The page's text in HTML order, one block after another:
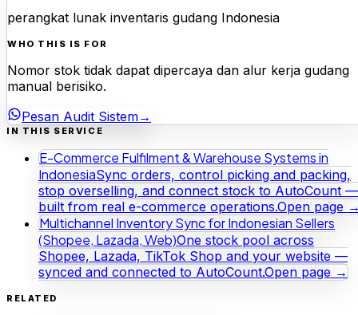
perangkat lunak inventaris gudang Indonesia
WHO THIS IS FOR
Nomor stok tidak dapat dipercaya dan alur kerja gudang
manual berisiko.
Pesan Audit Sistem→
IN THIS SERVICE
E-Commerce Fulfilment & Warehouse Systems in
IndonesiaSync orders, control picking and packing,
stop overselling, and connect stock to AutoCount —
built from real e-commerce operations.Open page
Multichannel Inventory Sync for Indonesian Sellers
(Shopee, Lazada, Web)One stock pool across
Shopee, Lazada, TikTok Shop and your website —
synced and connected to AutoCount.Open page →
RELATED